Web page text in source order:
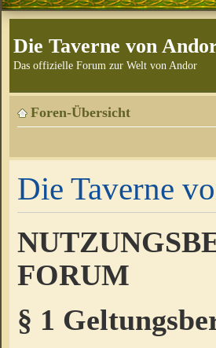
Die Taverne von
Das offizielle Forum zur Welt von Andor
Foren-Übersicht
Die Taverne
FORUM
§ 1